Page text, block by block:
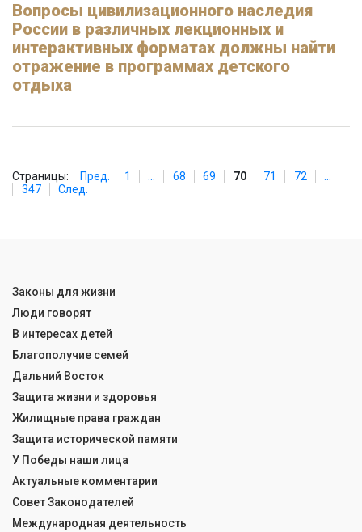
Вопросы цивилизационного наследия
России в различных лекционных и
интерактивных форматах должны найти
отражение в программах детского
отдыха
Страницы: Пред. 1 68 69 70 71 72
347
След.
Законы для жизни
Люди говорят
В интересах детей
Благополучие семей
Дальний Восток
Защита жизни и здоровья
Жилищные права граждан
Защита исторической памяти
У Победы наши лица
Актуальные комментарии
Совет Законодателей
Международная деятельность